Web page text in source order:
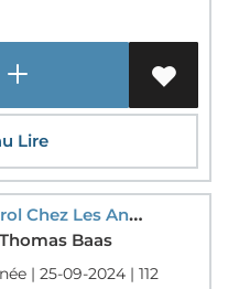
Lire
Juliette Pommerol Chez Les Angliches
Baas
| 25-09-2024 | 112